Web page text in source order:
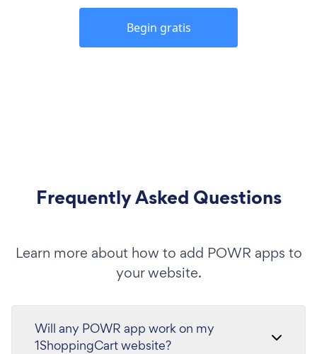
Begin gratis
Frequently Asked Questions
Learn more about how to add POWR apps to
your website.
Will any POWR app work on my
1ShoppingCart website?